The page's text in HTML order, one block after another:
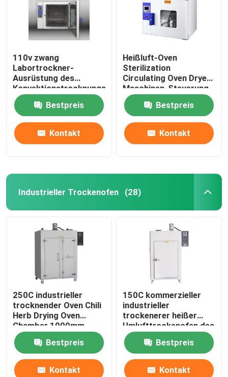
Produkte
Über uns
Fabrik Tour
Qualitätskontrolle
Kontakt
Nachrichten
110v zwang
Labortrockner-
Ausrüstung des
Konvektionstrocknungs-
Ofen-60Hz
thermostatische
Bestpreis
Kontakt
Heißluft-Oven
Sterilization
Circulating Oven Dryer-
Maschinen-Steuerung
DHG
Bestpreis
Kontakt
Industrieller Trockenofen (28)
250C industrieller
trocknender Oven Chili
Herb Drying Oven
Chamber 1000mm
Bestpreis
Kontakt
150C kommerzieller
industrieller
trockenerer heißer
Umlufttrockenofen des
Ofen-5kw
Bestpreis
Kontakt